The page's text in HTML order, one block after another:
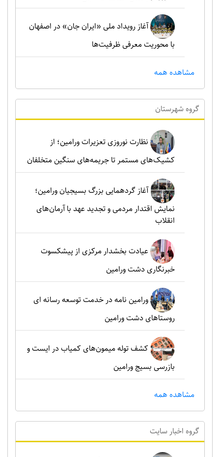
آغاز رویداد ملی «ایران جان» در اصفهان
با محوریت معرفی ظرفیت‌ها
مشاهده همه
گروه شهرستان
نظارت نوروزی تعزیرات ورامین؛ از
کشیک‌های مستمر تا جریمه‌های سنگین متخلفان
آغاز گردهمایی بزرگ بسیجیان ورامین؛
نمایش اقتدار مردمی و تجدید عهد با آرمان‌های
انقلاب
عیادت بخشدار مرکزی از پیشکسوت
خبرنگاری دشت ورامین
ورامین نامه در خدمت توسعه رسانه ای
روستاهای دشت ورامین
کشف توله میمون‌های کمیاب در ایست و
بازرسی بسیج ورامین
مشاهده همه
گروه اخبار سايت